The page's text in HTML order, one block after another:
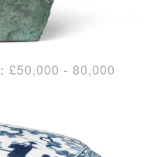
£50,000 - 80,000